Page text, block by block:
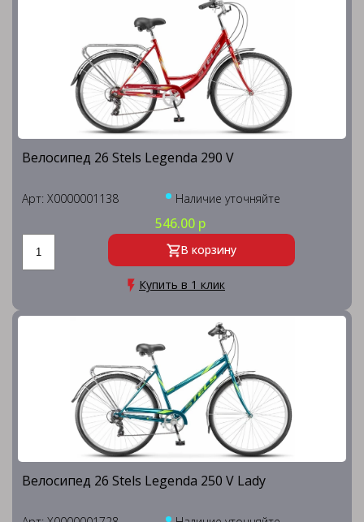
Велосипед 26 Stels Legenda 290 V
Арт: X0000001138 Наличие уточняйте
546.00 р
В корзину
Купить в 1 клик
Велосипед 26 Stels Legenda 250 V Lady